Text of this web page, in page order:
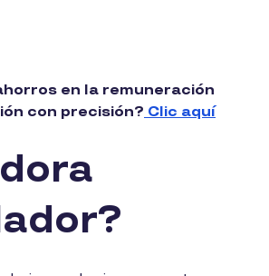
en la remuneración
con precisión? Clic aquí